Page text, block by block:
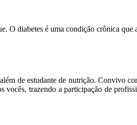
O diabetes é uma condição crônica
de estudante de nutrição. Convivo
trazendo a participação de